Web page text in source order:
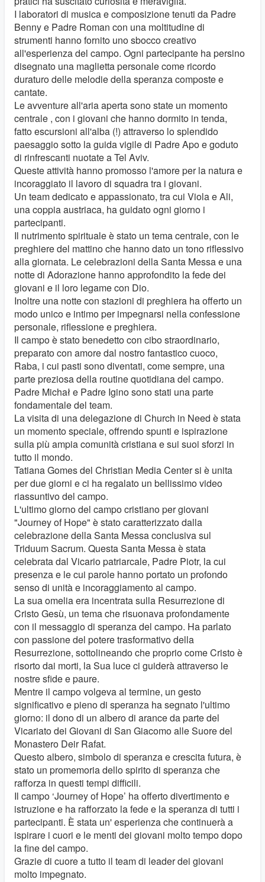
I laboratori di musica e composizione tenuti da Padre
Benny e Padre Roman con una moltitudine di
strumenti hanno fornito uno sbocco creativo
all'esperienza del campo. Ogni partecipante ha persino
disegnato una maglietta personale come ricordo
duraturo delle melodie della speranza composte e
cantate.
Le avventure all'aria aperta sono state un momento
centrale , con i giovani che hanno dormito in tenda,
fatto escursioni all'alba (!) attraverso lo splendido
paesaggio sotto la guida vigile di Padre Apo e goduto
di rinfrescanti nuotate a Tel Aviv.
Queste attività hanno promosso l'amore per la natura e
incoraggiato il lavoro di squadra tra i giovani.
Un team dedicato e appassionato, tra cui Viola e Ali,
una coppia austriaca, ha guidato ogni giorno i
partecipanti.
Il nutrimento spirituale è stato un tema centrale, con le
preghiere del mattino che hanno dato un tono riflessivo
alla giornata. Le celebrazioni della Santa Messa e una
notte di Adorazione hanno approfondito la fede dei
giovani e il loro legame con Dio.
Inoltre una notte con stazioni di preghiera ha offerto un
modo unico e intimo per impegnarsi nella confessione
personale, riflessione e preghiera.
Il campo è stato benedetto con cibo straordinario,
preparato con amore dal nostro fantastico cuoco,
Raba, i cui pasti sono diventati, come sempre, una
parte preziosa della routine quotidiana del campo.
Padre Michał e Padre Igino sono stati una parte
fondamentale del team.
La visita di una delegazione di Church in Need è stata
un momento speciale, offrendo spunti e ispirazione
sulla più ampia comunità cristiana e sui suoi sforzi in
tutto il mondo.
Tatiana Gomes del Christian Media Center si è unita
per due giorni e ci ha regalato un bellissimo video
riassuntivo del campo.
L'ultimo giorno del campo cristiano per giovani
"Journey of Hope" è stato caratterizzato dalla
celebrazione della Santa Messa conclusiva sul
Triduum Sacrum. Questa Santa Messa è stata
celebrata dal Vicario patriarcale, Padre Piotr, la cui
presenza e le cui parole hanno portato un profondo
senso di unità e incoraggiamento al campo.
La sua omelia era incentrata sulla Resurrezione di
Cristo Gesù, un tema che risuonava profondamente
con il messaggio di speranza del campo. Ha parlato
con passione del potere trasformativo della
Resurrezione, sottolineando che proprio come Cristo è
risorto dai morti, la Sua luce ci guiderà attraverso le
nostre sfide e paure.
Mentre il campo volgeva al termine, un gesto
significativo e pieno di speranza ha segnato l'ultimo
giorno: il dono di un albero di arance da parte del
Vicariato dei Giovani di San Giacomo alle Suore del
Monastero Deir Rafat.
Questo albero, simbolo di speranza e crescita futura, è
stato un promemoria dello spirito di speranza che
rafforza in questi tempi difficili.
Il campo ‘Journey of Hope’ ha offerto divertimento e
istruzione e ha rafforzato la fede e la speranza di tutti i
partecipanti. È stata un' esperienza che continuerà a
ispirare i cuori e le menti dei giovani molto tempo dopo
la fine del campo.
Grazie di cuore a tutto il team di leader dei giovani
molto impegnato.